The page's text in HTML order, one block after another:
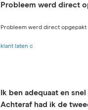
Probleem werd direct
Probleem werd direct
klant laten c
Ik ben adequaat en
Achteraf had ik de